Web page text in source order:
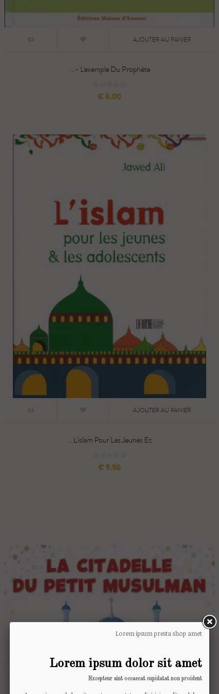
AJOUTER AU PANIER
L'exemple Du Prophète -...
السعر
8.00 €
AJOUTER AU PANIER
L'islam Pour Les Jeunes Et...
السعر
9.50 €
Lorem ipsum presta shop amet
Lorem ipsum dolor sit amet
Excepteur sint occaecat cupidatat non proident